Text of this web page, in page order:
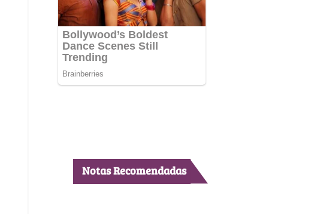
Notas Recomendadas